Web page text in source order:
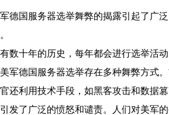
德国服务器选举舞弊的揭露引起了广
数十年的历史，每年都会进行选举活
军德国服务器选举存在多种舞弊方式
还利用技术手段，如黑客攻击和数据
发了广泛的愤怒和谴责。人们对美军